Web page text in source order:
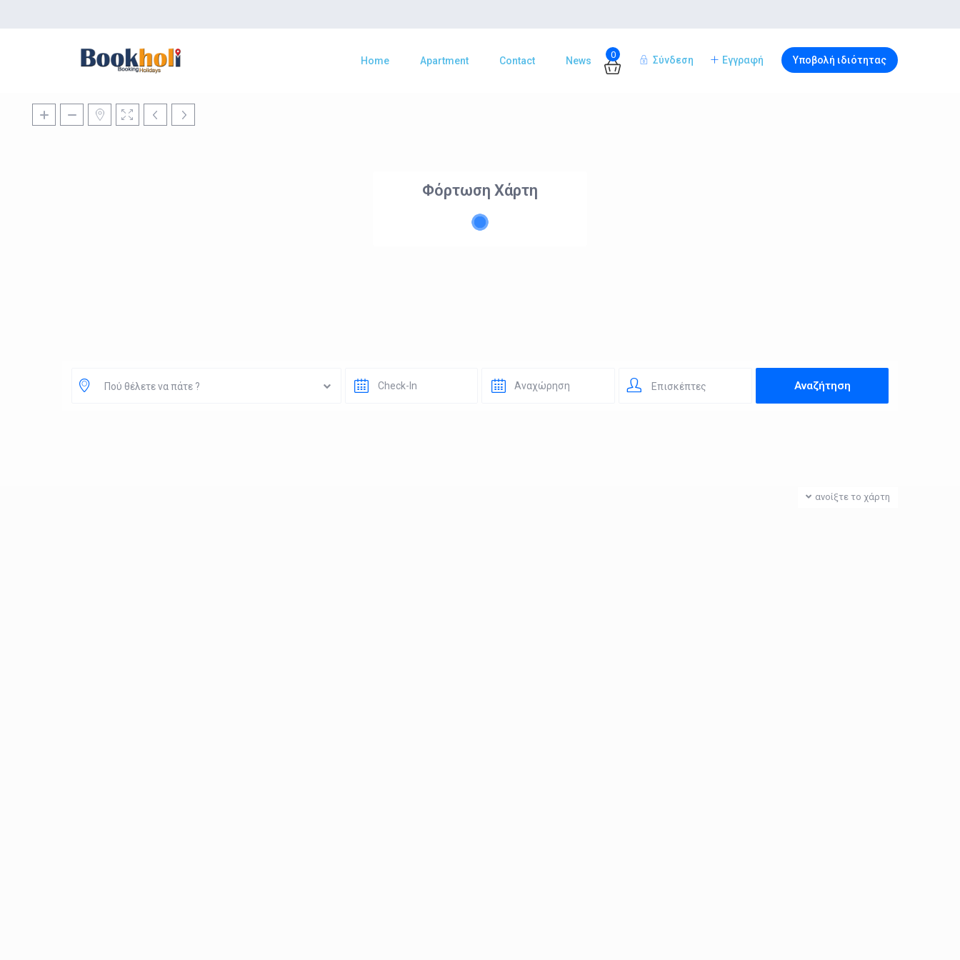
0 Σύνδεση Εγγραφή Υποβολή ιδιότητας
Home Apartment Contact News
Φόρτωση Χάρτη
ανοίξτε το χάρτη
Πού θέλετε να πάτε ? Επισκέπτες